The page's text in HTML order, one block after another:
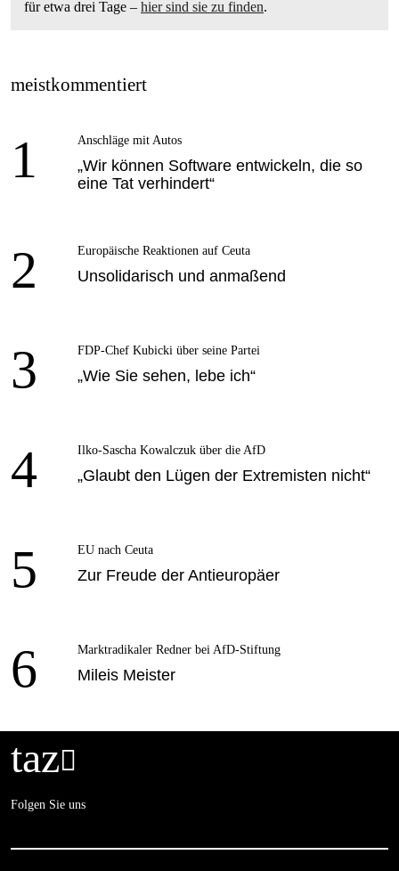
für etwa drei Tage – hier sind sie zu finden.
meistkommentiert
1 Anschläge mit Autos
„Wir können Software entwickeln, die so
eine Tat verhindert“
2 Europäische Reaktionen auf Ceuta
Unsolidarisch und anmaßend
3 FDP-Chef Kubicki über seine Partei
„Wie Sie sehen, lebe ich“
4 Ilko-Sascha Kowalczuk über die AfD
„Glaubt den Lügen der Extremisten nicht“
5 EU nach Ceuta
Zur Freude der Antieuropäer
6 Marktradikaler Redner bei AfD-Stiftung
Mileis Meister
taz
Folgen Sie uns